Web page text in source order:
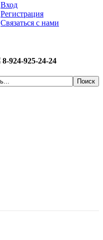
Вход
Регистрация
Связаться с нами
8-924-925-24-24